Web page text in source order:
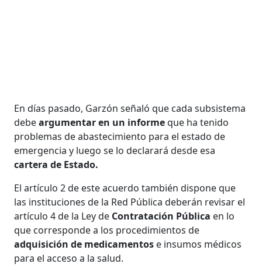
En días pasado, Garzón señaló que cada subsistema
debeargumentar en un informeque ha tenido
problemas de abastecimiento para el estado de
emergencia y luego se lo declarará desde esa
cartera de Estado.
El artículo 2 de este acuerdo también dispone que
las instituciones de la Red Pública deberán revisar el
artículo 4 de la Ley de Contratación Pública en lo
que corresponde a los procedimientos de
adquisición de medicamentos e insumos médicos
para el acceso a la salud.